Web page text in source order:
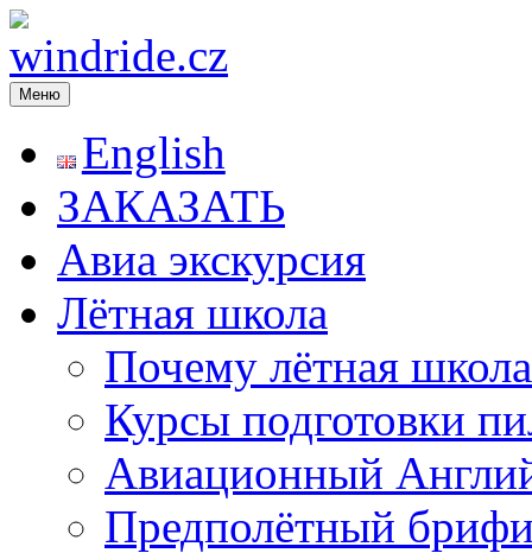
windride.cz
Лётная школа — Полеты на частном самолёте над Прагой.
экстрим. Лётное училище в Чехии
Меню
English
ЗАКАЗАТЬ
Авиа экскурсия
Лётная школа
Почему лётная
Курсы подготовки
Авиационный
Предполётный